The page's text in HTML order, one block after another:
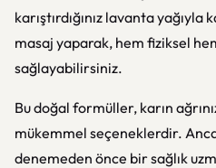
karıştırdığınız lavanta
masaj yaparak, hem fiziksel
sağlayabilirsiniz.
Bu doğal formüller, karın
mükemmel seçeneklerdir.
denemeden önce bir sağlık